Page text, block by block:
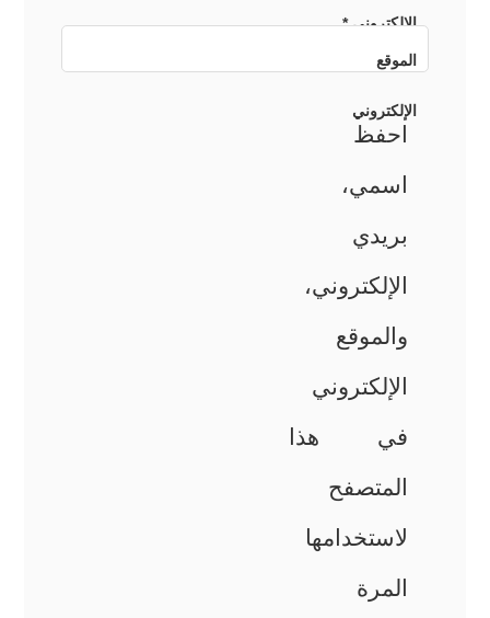
الإلكتروني*
الموقع
الإلكتروني
احفظ
اسمي،
بريدي
الإلكتروني،
والموقع
الإلكتروني
في هذا
المتصفح
لاستخدامها
المرة